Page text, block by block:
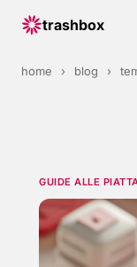
trashbox
home › blog ›
GUIDE ALLE